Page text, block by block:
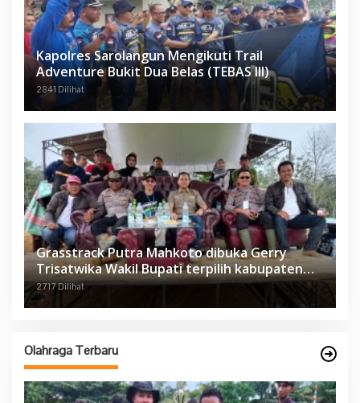
Kapolres Sarolangun Mengikuti Trail
Adventure Bukit Dua Belas (TEBAS III)
2841 Dilihat
Grasstrack Putra Mahkoto dibuka Gerry
Trisatwika Wakil Bupati terpilih kabupaten
Sarolangun
2717 Dilihat
Olahraga Terbaru